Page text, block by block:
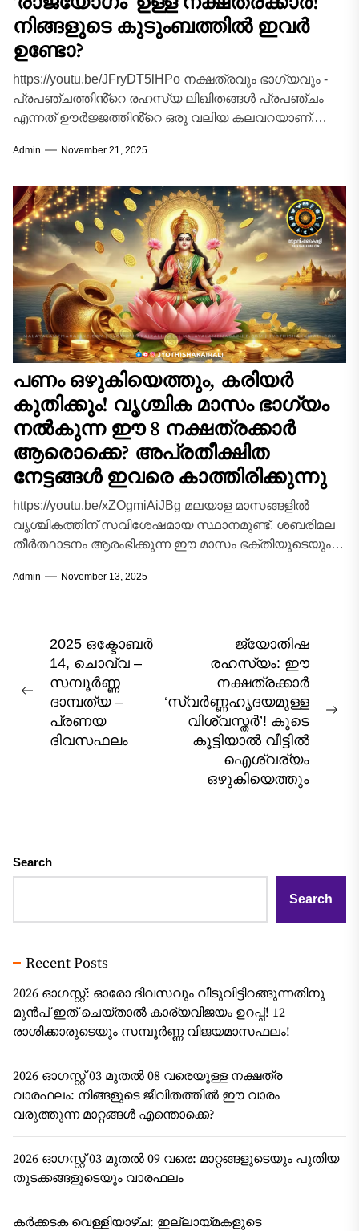
നിങ്ങളുടെ കുടുംബത്തിൽ ഇവർ
ഉണ്ടോ?
https://youtu.be/JFryDT5lHPo നക്ഷത്രവും ഭാഗ്യവും -
പ്രപഞ്ചത്തിൻ്റെ രഹസ്യ ലിഖിതങ്ങൾ പ്രപഞ്ചം
എന്നത് ഊർജ്ജത്തിൻ്റെ ഒരു വലിയ കലവറയാണ്.
നക്ഷത്രങ്ങളുടെയും സ്ഥാനം ആ...
Admin November 21, 2025
പണം ഒഴുകിയെത്തും, കരിയർ
കുതിക്കും! വൃശ്ചിക മാസം ഭാഗ്യം
നൽകുന്ന ഈ 8 നക്ഷത്രക്കാർ
ആരൊക്കെ? അപ്രതീക്ഷിത
നേട്ടങ്ങൾ ഇവരെ കാത്തിരിക്കുന്നു
https://youtu.be/xZOgmiAiJBg മലയാള മാസങ്ങളിൽ
വൃശ്ചികത്തിന് സവിശേഷമായ സ്ഥാനമുണ്ട്. ശബരിമല
തീർത്ഥാടനം ആരംഭിക്കുന്ന ഈ മാസം ഭക്തിയുടെയും
ആത്മീയ ഉണർവിന് പുറമെ, ജ്യോതിഷപരമായി...
Admin November 13, 2025
Post
navigation
Previous
post:
2025 ഒക്ടോബർ
14, ചൊവ്വ –
സമ്പൂർണ്ണ
ദാമ്പത്യ –
പ്രണയ
ദിവസഫലം
ജ്യോതിഷ
രഹസ്യം: ഈ
നക്ഷത്രക്കാർ
‘സ്വർണ്ണഹൃദയമുള്ള
വിശ്വസ്തർ’! കൂടെ
കൂട്ടിയാൽ വീട്ടിൽ
ഐശ്വര്യം
ഒഴുകിയെത്തും
Search
Search
Recent Posts
2026 ഓഗസ്റ്റ്: ഓരോ ദിവസവും വീടുവിട്ടിറങ്ങുന്നതിനു
മുൻപ് ഇത് ചെയ്താൽ കാര്യവിജയം ഉറപ്പ്! 12
രാശിക്കാരുടെയും സമ്പൂർണ്ണ വിജയമാസഫലം!
2026 ഓഗസ്റ്റ് 03 മുതൽ 08 വരെയുള്ള നക്ഷത്ര
വാരഫലം: നിങ്ങളുടെ ജീവിതത്തിൽ ഈ വാരം
വരുത്തുന്ന മാറ്റങ്ങൾ എന്തൊക്കെ?
2026 ഓഗസ്റ്റ് 03 മുതൽ 09 വരെ: മാറ്റങ്ങളുടെയും പുതിയ
തുടക്കങ്ങളുടെയും വാരഫലം
കർക്കടക വെള്ളിയാഴ്ച: ഇല്ലായ്മകളുടെ